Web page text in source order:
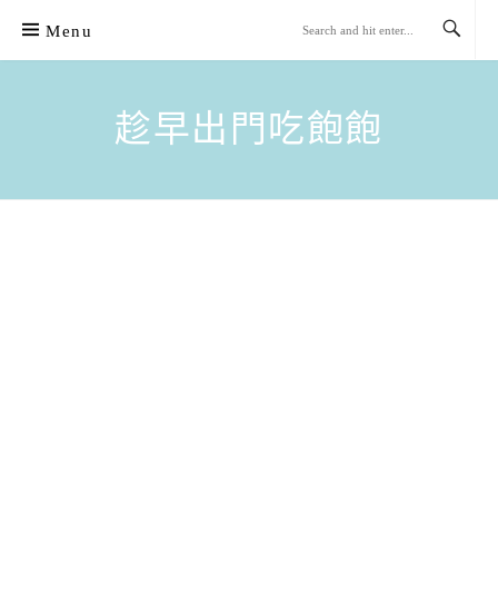
content
Menu
趁早出門吃飽飽